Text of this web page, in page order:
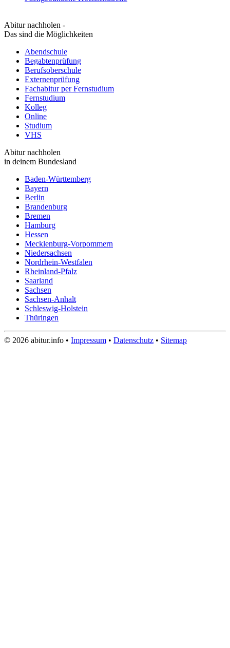
Abitur nachholen -
Das sind die Möglichkeiten
Abendschule
Begabtenprüfung
Berufsoberschule
Externenprüfung
Fachabitur per Fernstudium
Fernstudium
Kolleg
Online
Studium
VHS
Abitur nachholen
in deinem Bundesland
Baden-Württemberg
Bayern
Berlin
Brandenburg
Bremen
Hamburg
Hessen
Mecklenburg-Vorpommern
Niedersachsen
Nordrhein-Westfalen
Rheinland-Pfalz
Saarland
Sachsen
Sachsen-Anhalt
Schleswig-Holstein
Thüringen
© 2026 abitur.info • Impressum • Datenschutz • Sitemap